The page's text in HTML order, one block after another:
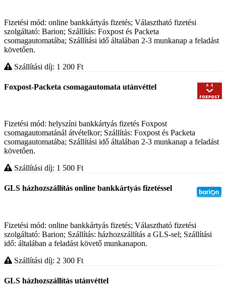
Fizetési mód: online bankkártyás fizetés; Választható fizetési
szolgáltató: Barion; Szállítás: Foxpost és Packeta
csomagautomatába; Szállítási idő általában 2-3 munkanap a feladást
követően.
Szállítási díj: 1 200 Ft
Foxpost-Packeta csomagautomata utánvéttel
Fizetési mód: helyszíni bankkártyás fizetés Foxpost
csomagautomatánál átvételkor; Szállítás: Foxpost és Packeta
csomagautomatába; Szállítási idő általában 2-3 munkanap a feladást
követően.
Szállítási díj: 1 500 Ft
GLS házhozszállítás online bankkártyás fizetéssel
Fizetési mód: online bankkártyás fizetés; Választható fizetési
szolgáltató: Barion; Szállítás: házhozszállítás a GLS-sel; Szállítási
idő: általában a feladást követő munkanapon.
Szállítási díj: 2 300 Ft
GLS házhozszállítás utánvéttel